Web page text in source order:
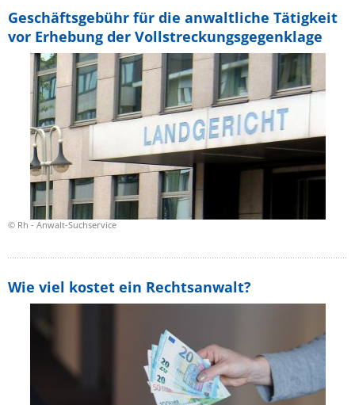
© Rh - Anwalt-Suchservice
Geschäftsgebühr für die anwaltliche Tätigkeit
vor Erhebung der Vollstreckungsgegenklage
Wie viel kostet ein Rechtsanwalt?